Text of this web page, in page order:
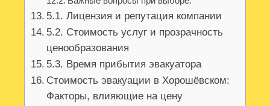
5.1. Лицензия и репутация компании
5.2. Стоимость услуг и прозрачность
ценообразования
5.3. Время прибытия эвакуатора
Стоимость эвакуации в Хорошёвском:
Факторы, влияющие на цену